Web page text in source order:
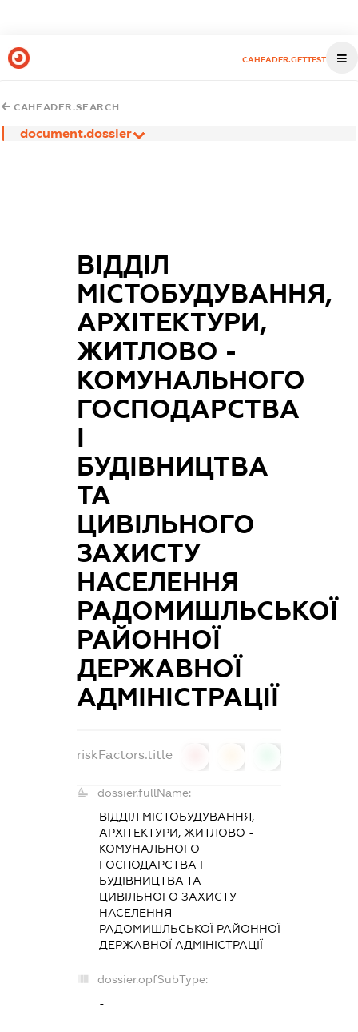
CAHEADER.GETTEST
CAHEADER.SEARCH
document.dossier
ВІДДІЛ
МІСТОБУДУВАННЯ,
АРХІТЕКТУРИ,
ЖИТЛОВО -
КОМУНАЛЬНОГО
ГОСПОДАРСТВА
І
БУДІВНИЦТВА
ТА
ЦИВІЛЬНОГО
ЗАХИСТУ
НАСЕЛЕННЯ
РАДОМИШЛЬСЬКОЇ
РАЙОННОЇ
ДЕРЖАВНОЇ
АДМІНІСТРАЦІЇ
riskFactors.title
dossier.fullName:
ВІДДІЛ МІСТОБУДУВАННЯ,
АРХІТЕКТУРИ, ЖИТЛОВО -
КОМУНАЛЬНОГО
ГОСПОДАРСТВА І
БУДІВНИЦТВА ТА
ЦИВІЛЬНОГО ЗАХИСТУ
НАСЕЛЕННЯ
РАДОМИШЛЬСЬКОЇ РАЙОННОЇ
ДЕРЖАВНОЇ АДМІНІСТРАЦІЇ
dossier.opfSubType:
-